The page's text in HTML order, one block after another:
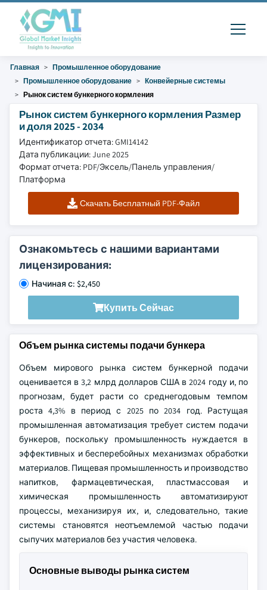
Главная
Промышленное оборудование
Промышленное оборудование
Конвейерные системы
Рынок систем бункерного кормления
Рынок систем бункерного кормления Размер
и доля 2025 - 2034
Идентификатор отчета: GMI14142
Дата публикации: June 2025
Формат отчета: PDF/Эксель/Панель управления/
Платформа
Скачать Бесплатный PDF-Файл
Ознакомьтесь с нашими вариантами
лицензирования:
Начиная с: $2,450
Купить Сейчас
Объем рынка системы подачи бункера
Объем мирового рынка систем бункерной подачи
оценивается в 3,2 млрд долларов США в 2024 году и, по
прогнозам, будет расти со среднегодовым темпом
роста 4,3% в период с 2025 по 2034 год. Растущая
промышленная автоматизация требует систем подачи
бункеров, поскольку промышленность нуждается в
эффективных и бесперебойных механизмах обработки
материалов. Пищевая промышленность и производство
напитков, фармацевтическая, пластмассовая и
химическая промышленность автоматизируют
процессы, механизируя их, и, следовательно, такие
системы становятся неотъемлемой частью подачи
сыпучих материалов без участия человека.
Основные выводы рынка систем